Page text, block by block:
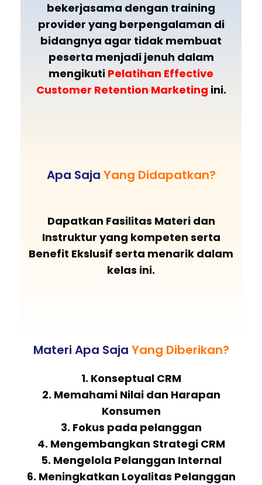
bekerjasama dengan training
provider yang berpengalaman di
bidangnya agar tidak membuat
peserta menjadi jenuh dalam
mengikuti Pelatihan Effective
Customer Retention Marketing ini.
Apa Saja Yang Didapatkan?
Dapatkan Fasilitas Materi dan
Instruktur yang kompeten serta
Benefit Ekslusif serta menarik dalam
kelas ini.
Materi Apa Saja Yang Diberikan?
1. Konseptual CRM
2. Memahami Nilai dan Harapan
Konsumen
3. Fokus pada pelanggan
4. Mengembangkan Strategi CRM
5. Mengelola Pelanggan Internal
6. Meningkatkan Loyalitas Pelanggan